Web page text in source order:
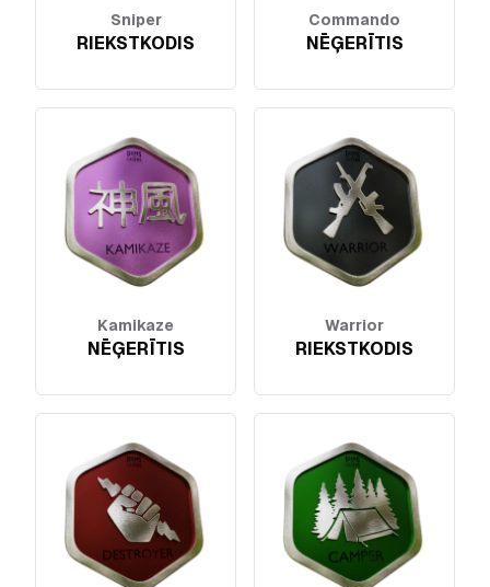
Sniper
RIEKSTKODIS
Commando
NĒĢERĪTIS
Kamikaze
NĒĢERĪTIS
Warrior
RIEKSTKODIS